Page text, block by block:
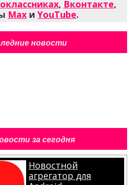
, Вконтакте,
Max и YouTube.
новости
за сегодня
Новостной
агрегатор для